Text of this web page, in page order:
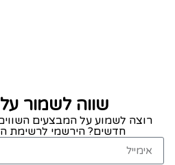
שווה לשמור
רוצה לשמוע על המבצעים
חדשים? הירשמי לרשימת